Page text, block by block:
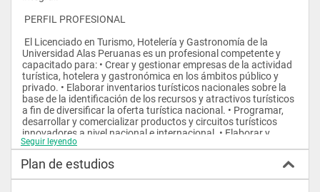
PERFIL PROFESIONAL
Universidad Alas Peruanas es un profesional competente y
capacitado para: • Crear y gestionar empresas de la actividad
turística, hotelera y gastronómica en los ámbitos público y
privado. • Elaborar inventarios turísticos nacionales sobre la
base de la identificación de los recursos y atractivos turísticos
a fin de diversificar la oferta turística nacional. • Programar,
desarrollar y comercializar productos y circuitos turísticos
innovadores a nivel nacional e internacional. • Elaborar y
ejecutar planes y proyectos de desarrollo turístico sostenibles
Gestionar la prestación de servicios turísticos, hoteleros y
gastronómicos que satisfagan la demanda turística en el
Seguir leyendo
Plan de estudios